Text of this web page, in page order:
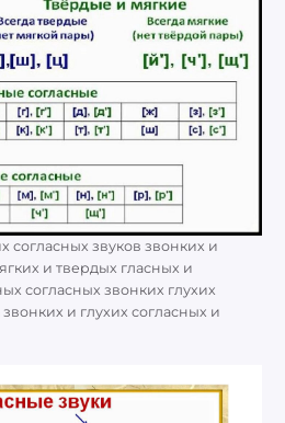
согласных звуков звонких и
и твердых гласных и
согласных звонких глухих
и глухих согласных и